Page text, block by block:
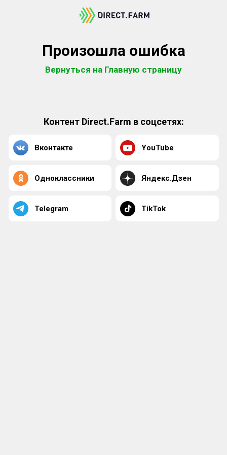
Произошла ошибка
Вернуться на Главную страницу
Контент Direct.Farm в соцсетях:
Вконтакте YouTube
Одноклассники Яндекс.Дзен
Telegram TikTok